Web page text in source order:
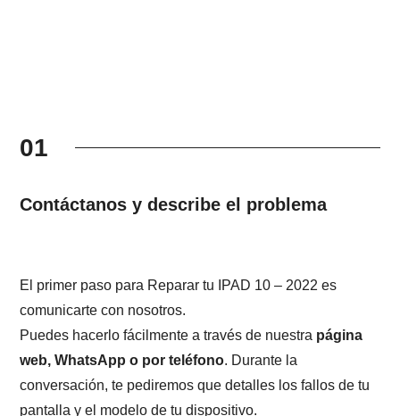
01
Contáctanos y describe el problema
El primer paso para Reparar tu IPAD 10 – 2022 es
comunicarte con nosotros.
Puedes hacerlo fácilmente a través de nuestra página
web, WhatsApp o por teléfono. Durante la
conversación, te pediremos que detalles los fallos de tu
pantalla y el modelo de tu dispositivo.